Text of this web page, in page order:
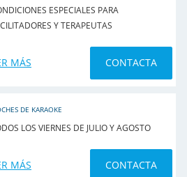
ESPECIALES PARA
Y TERAPEUTAS
MÁS CONTACTA
DE KARAOKE
LOS VIERNES DE JULIO Y AGOSTO
MÁS CONTACTA